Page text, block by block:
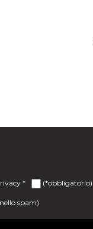
* (*obbligatorio)
spam)